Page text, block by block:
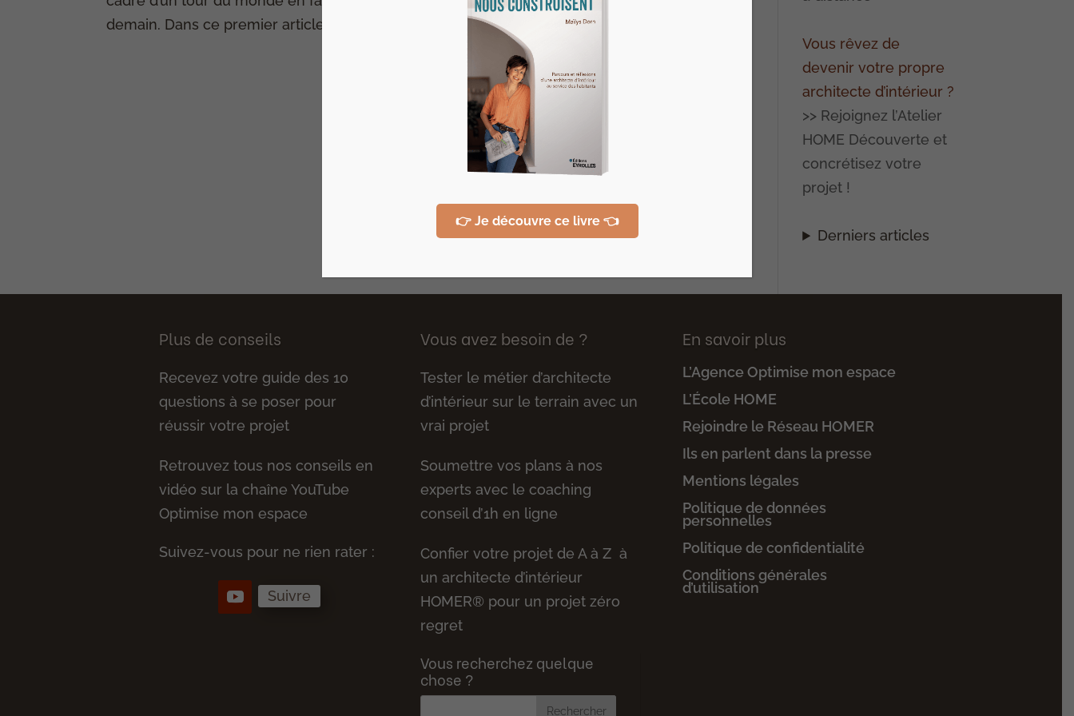
demain. Dans ce premier article, j’ai rencontré 3...
Vous rêvez de
devenir votre propre
architecte d’intérieur ?
>> Rejoignez l’Atelier
HOME Découverte et
concrétisez votre
projet !
Derniers articles
Plus de conseils
Recevez votre guide des 10
questions à se poser pour
réussir votre projet
Retrouvez tous nos conseils en
vidéo sur la chaîne YouTube
Optimise mon espace
Suivez-vous pour ne rien rater :
Suivre
Vous avez besoin de ?
Tester le métier d’architecte
d’intérieur sur le terrain avec un
vrai projet
Soumettre vos plans à nos
experts avec le coaching
conseil d’1h en ligne
Confier votre projet de A à Z à
un architecte d’intérieur
HOMER® pour un projet zéro
regret
Vous recherchez quelque
chose ?
En savoir plus
L’Agence Optimise mon espace
L’École HOME
Rejoindre le Réseau HOMER
Ils en parlent dans la presse
Mentions légales
Politique de données
personnelles
Politique de confidentialité
Conditions générales
d’utilisation
👉 Je découvre ce livre 👈